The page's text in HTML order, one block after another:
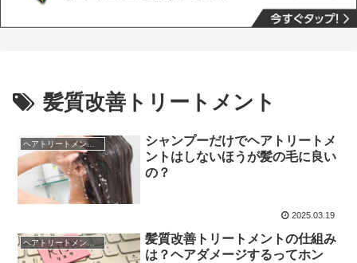
髪質改善トリートメント
ヘアトリートメントの真実
シャンプーだけでヘアトリートメ
ントはしないほうが髪の毛に良い
の？
2025.03.19
ヘアトリートメントの真実
髪質改善トリートメントの仕組み
は？ヘアダメージするってホン